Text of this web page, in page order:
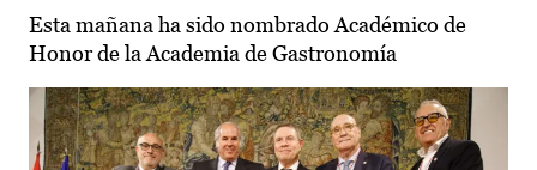
Esta mañana ha sido nombrado Académico de
Honor de la Academia de Gastronomía